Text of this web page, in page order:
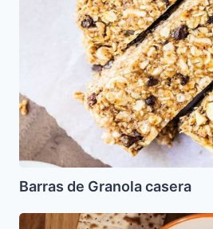
Barras de Granola casera
Minestra